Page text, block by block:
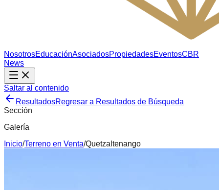
NosotrosEducaciónAsociadosPropiedadesEventosCBR
News
Saltar al contenido
ResultadosRegresar a Resultados de Búsqueda
Sección
Galería
Inicio/Terreno en Venta/Quetzaltenango